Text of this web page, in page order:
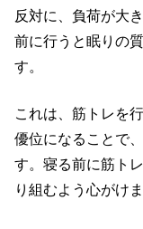
反対に、負荷が大
前に行うと眠りの
す。
これは、筋トレを
優位になることで
す。寝る前に筋ト
り組むよう心がけま